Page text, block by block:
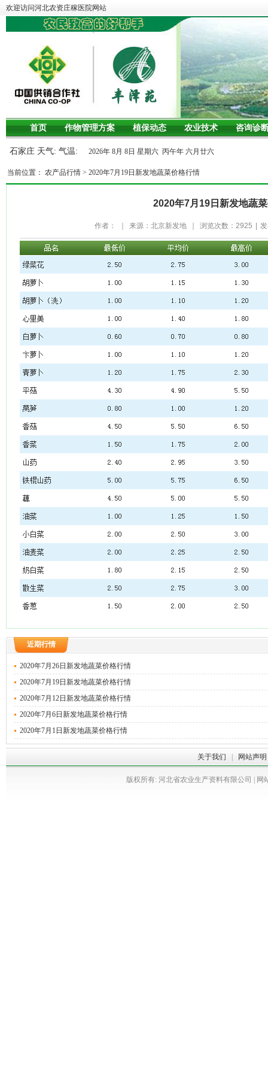
欢迎访问河北农资庄稼医院网站
首页 作物管理方案 植保动态 农业技术 咨询诊
石家庄 天气: 气温: 2026年 8月 8日 星期六 丙午年 六月廿六
当前位置： 农产品行情 > 2020年7月19日新发地蔬菜价格行情
2020年7月19日新发地蔬
作者： 来源：北京新发地 浏览次数： 2925
近期行情
2020年7月26日新发地蔬菜价格行情
2020年7月19日新发地蔬菜价格行情
2020年7月12日新发地蔬菜价格行情
2020年7月6日新发地蔬菜价格行情
2020年7月1日新发地蔬菜价格行情
关于我们 网站声明
版权所有: 河北省农业生产资料有限公司 | 网